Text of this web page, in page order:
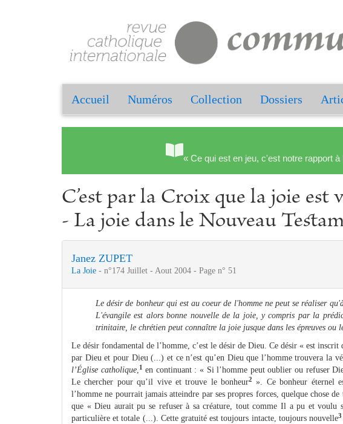
Accueil Numéros Collection Dossiers
« Ce qui est en jeu, c'est notre rapport
C’est par la Croix que la joie est
- La joie dans le Nouveau
Janez ZUPET
La Joie - n°174 Juillet - Aout 2004 - Page n° 51
Le désir de bonheur qui est au coeur de l'homme ne peut se réaliser
L'évangile est alors bonne nouvelle de la joie, y compris par la
trinitaire, le chrétien peut connaître la joie jusque dans les épreuves ou
Le désir fondamental de l’homme, c’est le désir de Dieu. Ce désir « est inscrit
par Dieu et pour Dieu (...) et ce n’est qu’en Dieu que l’homme trouvera la
l’Église catholique,1
en continuant : « Si l’homme peut oublier ou refuser
Le chercher pour qu’il vive et trouve le bonheur2
». Ce bonheur éternel
l’homme ne pourrait jamais atteindre par ses propres forces, quelque chose
que « Dieu aurait pu se refuser à sa créature, tout comme Il a pu et voulu
particulière et totale (...). Cette gratuité est toujours intacte, toujours nouvelle3